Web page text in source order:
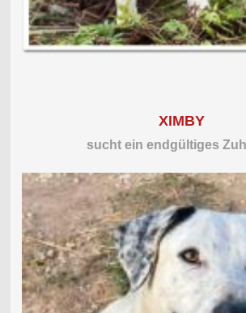
XIMBY
sucht ein endgültiges